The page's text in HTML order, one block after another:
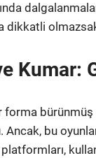
dikkatli
forma
Ancak, bu
platformları,